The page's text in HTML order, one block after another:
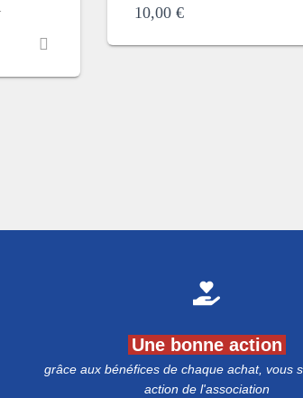
10,00 €
Une bonne action
grâce aux bénéfices de chaque achat, vous
action de l'association